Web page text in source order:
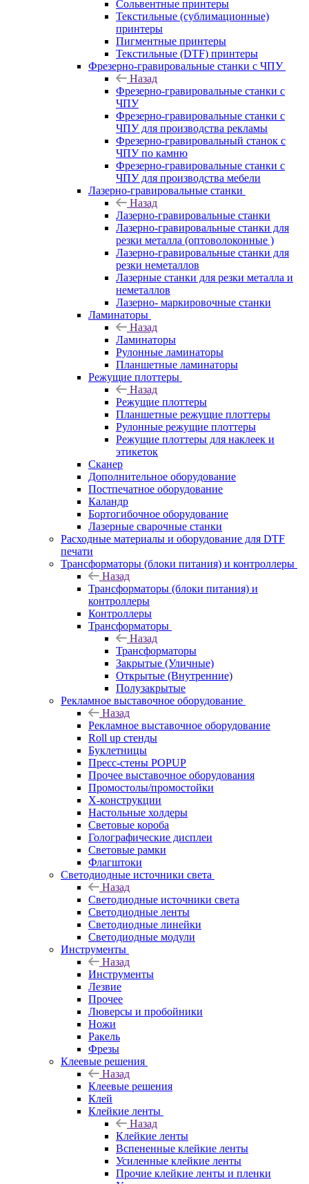
Сольвентные принтеры
Текстильные (сублимационные)
принтеры
Пигментные принтеры
Текстильные (DTF) принтеры
Фрезерно-гравировальные станки с ЧПУ
Назад
Фрезерно-гравировальные станки с
ЧПУ
Фрезерно-гравировальные станки с
ЧПУ для производства рекламы
Фрезерно-гравировальный станок с
ЧПУ по камню
Фрезерно-гравировальные станки с
ЧПУ для производства мебели
Лазерно-гравировальные станки
Назад
Лазерно-гравировальные станки
Лазерно-гравировальные станки для
резки металла (оптоволоконные )
Лазерно-гравировальные станки для
резки неметаллов
Лазерные станки для резки металла и
неметаллов
Лазерно- маркировочные станки
Ламинаторы
Назад
Ламинаторы
Рулонные ламинаторы
Планшетные ламинаторы
Режущие плоттеры
Назад
Режущие плоттеры
Планшетные режущие плоттеры
Рулонные режущие плоттеры
Режущие плоттеры для наклеек и
этикеток
Сканер
Дополнительное оборудование
Постпечатное оборудование
Каландр
Бортогибочное оборудование
Лазерные сварочные станки
Расходные материалы и оборудование для DTF
печати
Трансформаторы (блоки питания) и контроллеры
Назад
Трансформаторы (блоки питания) и
контроллеры
Контроллеры
Трансформаторы
Назад
Трансформаторы
Закрытые (Уличные)
Открытые (Внутренние)
Полузакрытые
Рекламное выставочное оборудование
Назад
Рекламное выставочное оборудование
Roll up стенды
Буклетницы
Пресс-стены POPUP
Прочее выставочное оборудования
Промостолы/промостойки
Х-конструкции
Настольные холдеры
Световые короба
Голографические дисплеи
Световые рамки
Флагштоки
Светодиодные источники света
Назад
Светодиодные источники света
Светодиодные ленты
Светодиодные линейки
Светодиодные модули
Инструменты
Назад
Инструменты
Лезвие
Прочее
Люверсы и пробойники
Ножи
Ракель
Фрезы
Клеевые решения
Назад
Клеевые решения
Клей
Клейкие ленты
Назад
Клейкие ленты
Вспененные клейкие ленты
Усиленные клейкие ленты
Прочие клейкие ленты и пленки